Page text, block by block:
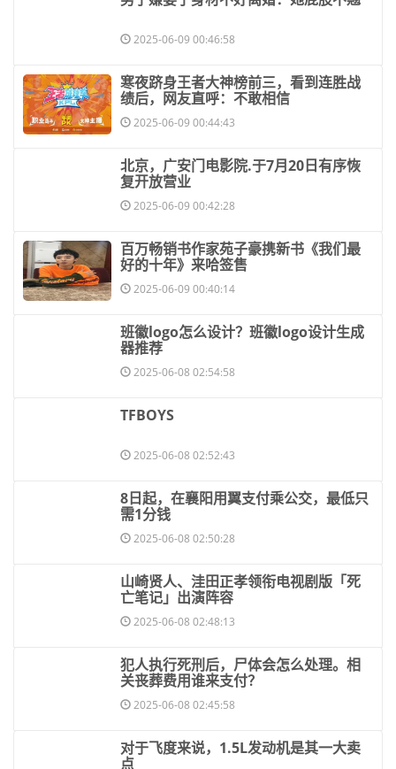
2025-06-09 00:46:58
​寒夜跻身王者大神榜前三，看到连胜战
绩后，网友直呼：不敢相信
2025-06-09 00:44:43
​北京，广安门电影院.于7月20日有序恢
复开放营业
2025-06-09 00:42:28
​百万畅销书作家苑子豪携新书《我们最
好的十年》来哈签售
2025-06-09 00:40:14
​班徽logo怎么设计？班徽logo设计生成
器推荐
2025-06-08 02:54:58
​TFBOYS
2025-06-08 02:52:43
​8日起，在襄阳用翼支付乘公交，最低只
需1分钱
2025-06-08 02:50:28
​山崎贤人、洼田正孝领衔电视剧版「死
亡笔记」出演阵容
2025-06-08 02:48:13
​犯人执行死刑后，尸体会怎么处理。相
关丧葬费用谁来支付？
2025-06-08 02:45:58
​对于飞度来说，1.5L发动机是其一大卖
点